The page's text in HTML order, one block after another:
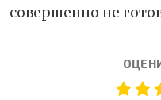
совершенно не